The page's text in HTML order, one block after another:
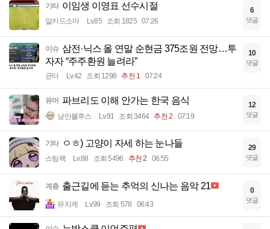
기타 이임생 이영표 선수시절
알카드소마 Lv.85 조회 1825 07:26
6
댓글
이슈 삼전·닉스 올 연말 순현금 375조원 전망…투
자자 “주주환원 늘려라”
균터 Lv.42 조회 1298 추천 1 07:24
10
댓글
유머 파브리도 이해 안가는 한국 음식
낭만블루스 Lv.91 조회 3464 추천 2 07:19
12
댓글
기타 ㅇㅎ) 고양이 자세 하는 눈나들
스팀팩 Lv.88 조회 5496 추천 2 06:55
29
댓글
계층 출근길에 듣는 추억의 신나는 음악 21
뮤지케 Lv.99 조회 578 06:43
0
댓글